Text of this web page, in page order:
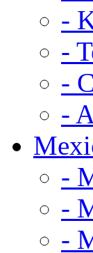
-
-
-
-
-
-
-